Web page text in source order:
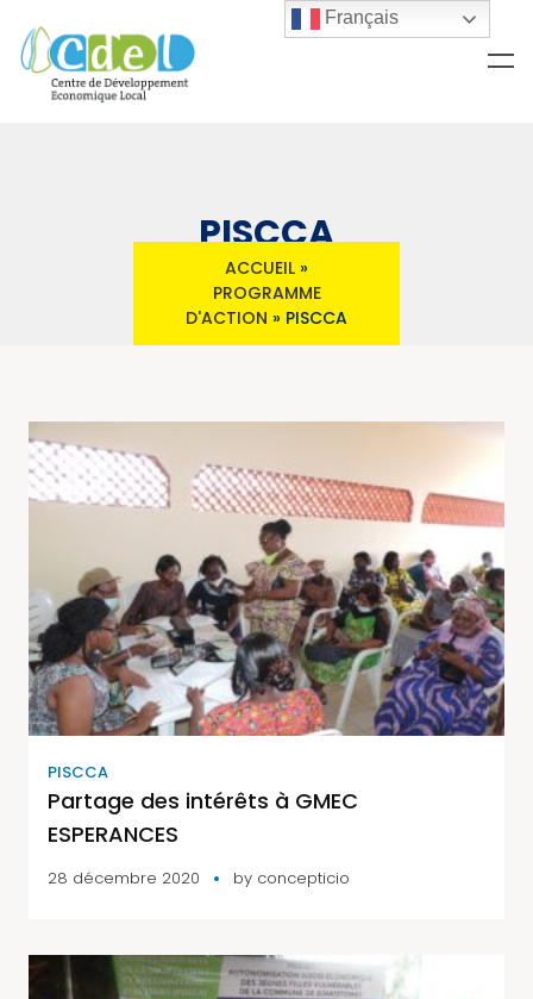
PISCCA
ACCUEIL »
PROGRAMME
D'ACTION » PISCCA
PISCCA
Partage des intérêts à GMEC
ESPERANCES
28 décembre 2020 by concepticio
Français